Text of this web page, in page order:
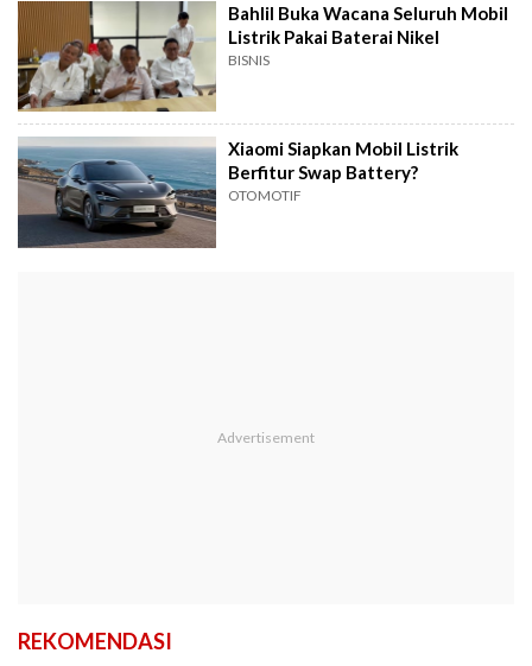
Bahlil Buka Wacana Seluruh Mobil
Listrik Pakai Baterai Nikel
BISNIS
Xiaomi Siapkan Mobil Listrik
Berfitur Swap Battery?
OTOMOTIF
REKOMENDASI